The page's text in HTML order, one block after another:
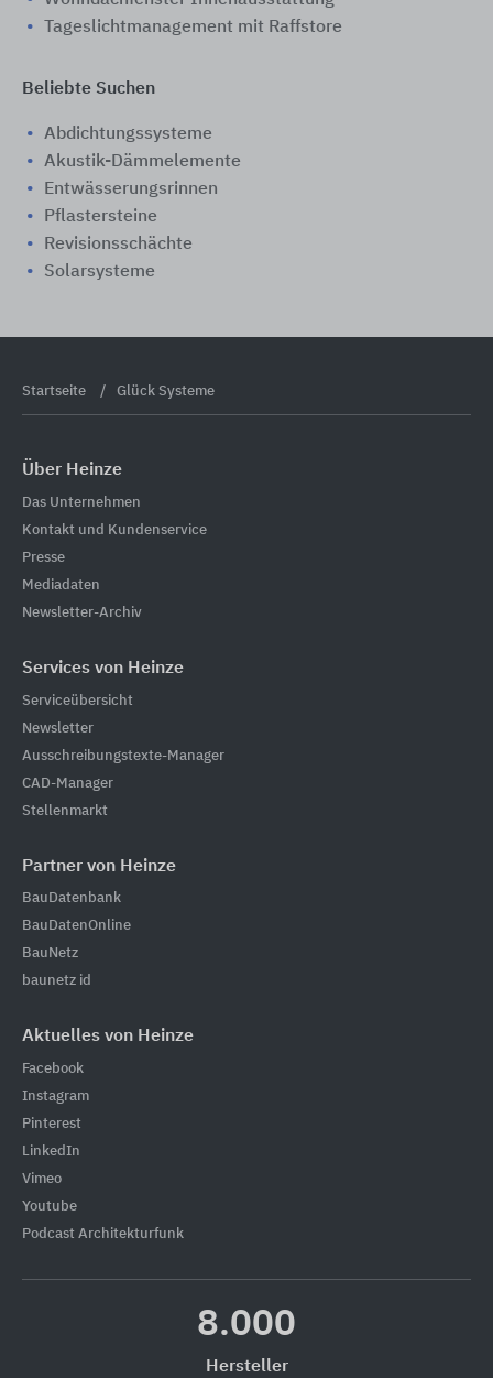
Tageslichtmanagement mit Raffstore
Beliebte Suchen
Abdichtungssysteme
Akustik-Dämmelemente
Entwässerungsrinnen
Pflastersteine
Revisionsschächte
Solarsysteme
Startseite Glück Systeme
Über Heinze
Das Unternehmen
Kontakt und Kundenservice
Presse
Mediadaten
Newsletter-Archiv
Services von Heinze
Serviceübersicht
Newsletter
Ausschreibungstexte-Manager
CAD-Manager
Stellenmarkt
Partner von Heinze
BauDatenbank
BauDatenOnline
BauNetz
baunetz id
Aktuelles von Heinze
Facebook
Instagram
Pinterest
LinkedIn
Vimeo
Youtube
Podcast Architekturfunk
8.000
Hersteller